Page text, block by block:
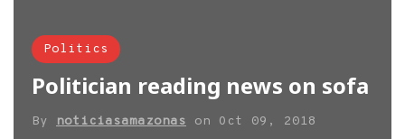
Politics
Politician reading news on sofa
By noticiasamazonas on Oct 09, 2018